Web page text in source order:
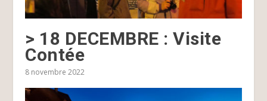
> 18 DECEMBRE : Visite
Contée
8 novembre 2022